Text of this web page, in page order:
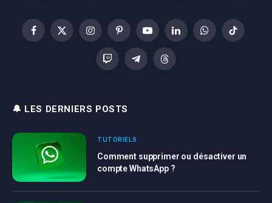
Facebook
X
InstagramPinterestYouTubeLinkedInWhatsAppTikTok
Twitch TelegramThreads
🔔 LES DERNIERS POSTS
TUTORIELS
Comment supprimer ou désactiver un
compte WhatsApp ?